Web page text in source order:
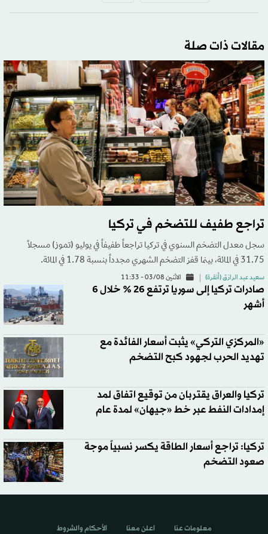
مقالات ذات صلة
تراجع طفيف للتضخم في تركيا
سجل معدل التضخم السنوي في تركيا تراجعاً طفيفاً في يوليو (تموز) مسجلاً
31.75 في المائة، بينما قفز التضخم الشهري مجدداً بنسبة 1.78 في المائة.
سعيد عبد الرازق (أنقرة) الاثنين 03/08 - 11:33
صادرات تركيا إلى سوريا ترتفع 26 % خلال 6
أشهر
«المركزي التركي» يثبت أسعار الفائدة مع
تهديد الحرب لجهود كبح التضخم
تركيا والعراق يقتربان من توقيع اتفاق لمد
إمدادات النفط عبر خط «جيهان» لمدة عام
تركيا: تراجع أسعار الطاقة يكسر نسبياً موجة
صعود التضخم
معلومات عنا اعلن معنا الأحكام والشروط